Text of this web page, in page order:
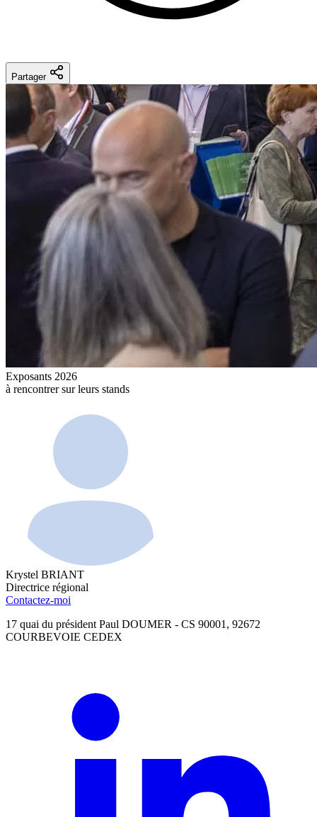
Partager
Exposants 2026
à rencontrer sur leurs stands
Krystel BRIANT
Directrice régional
Contactez-moi
17 quai du président Paul DOUMER - CS 90001, 92672
COURBEVOIE CEDEX